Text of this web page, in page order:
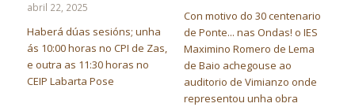
abril 22, 2025
Haberá dúas sesións; unha
ás 10:00 horas no CPI de Zas,
e outra as 11:30 horas no
CEIP Labarta Pose
Con motivo do 30 centenario
de Ponte... nas Ondas! o IES
Maximino Romero de Lema
de Baio achegouse ao
auditorio de Vimianzo onde
representou unha obra